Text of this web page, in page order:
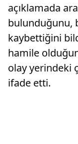
açıklamada
bulunduğunu,
kaybettiğini
hamile
olay yerindeki
ifade etti.